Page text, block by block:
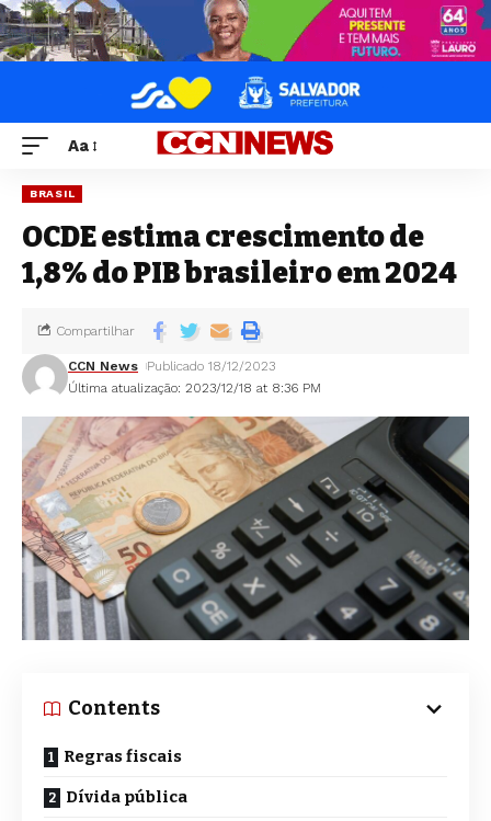
Aa
BRASIL
OCDE estima crescimento de
1,8% do PIB brasileiro em 2024
Última atualização: 2023/12/18 at 8:36 PM
CCN News Publicado 18/12/2023
Compartilhar
Contents
Regras fiscais
Dívida pública